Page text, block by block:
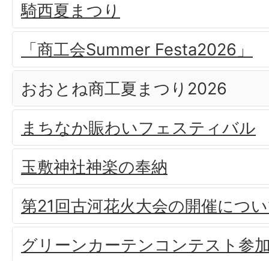
騎西夏まつり
「商工会Summer Festa2026」
おおとね商工夏まつり2026
まちなか賑わいフェスティバル
玉敷神社神楽の奉納
第21回古河花火大会の開催につ
グリーンカーテンコンテスト参